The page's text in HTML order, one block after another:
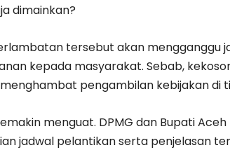
dimainkan?
tersebut akan mengganggu
kepada masyarakat. Sebab,
pengambilan kebijakan di
menguat. DPMG dan Bupati
jadwal pelantikan serta penjelasan